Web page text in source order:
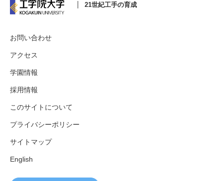
21世紀工手の育成
お問い合わせ
アクセス
学園情報
採用情報
このサイトについて
プライバシーポリシー
サイトマップ
English